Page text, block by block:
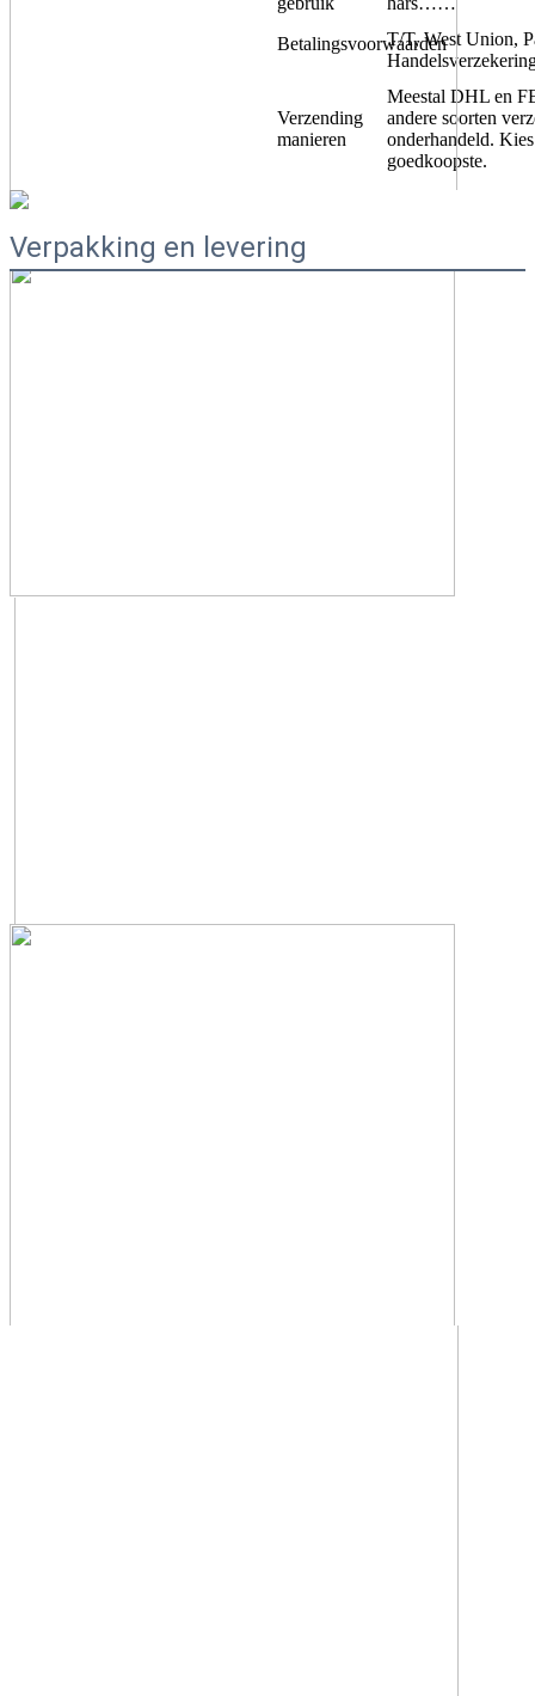
BetalingsvoorwaardenT/T, West Union,
Verzending
manieren
Meestal DHL en
andere soorten
onderhandeld.
goedkoopste.
Verpakking en levering